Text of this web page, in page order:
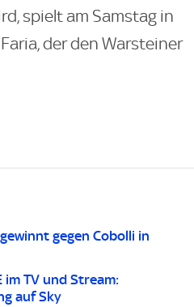
spielt am Samstag in
der den Warsteiner
gegen Cobolli in
im TV und Stream:
auf Sky